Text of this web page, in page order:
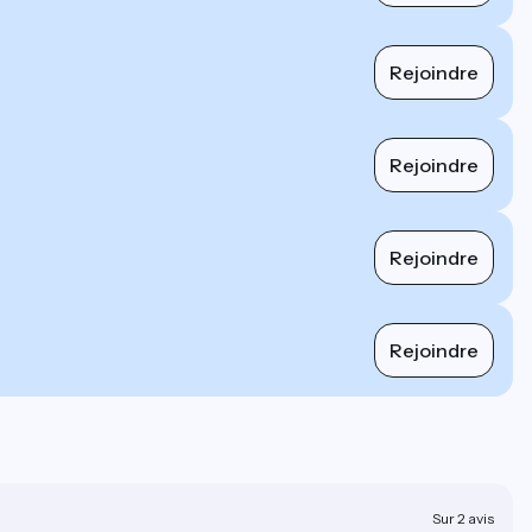
Rejoindre
Rejoindre
Rejoindre
Rejoindre
Sur 2 avis